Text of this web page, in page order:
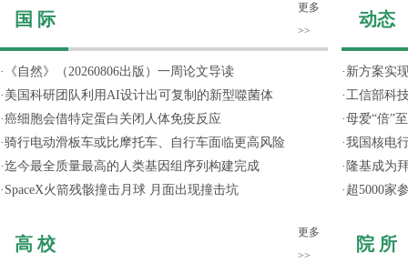
国 际
更多
>>
·
《自然》（20260806出版）一周论文导读
· 美国科研团队利用AI设计出可复制的新型噬菌体
·癌细胞会借特定蛋白关闭人体免疫反应
·骑行电动滑板车或比摩托车、自行车面临更高风险
·迄今最全质量最高的人类基因组序列构建完成
· SpaceX火箭残骸撞击月球 月面出现撞击坑
高 校
更多
>>
动态
· 新方案实
·工信部科
·母爱“倍”
·我国核电
· 隆基成为
· 超5000家
院 所